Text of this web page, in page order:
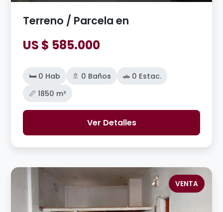
Terreno / Parcela en
US $ 585.000
🛏️ 0 Hab 🚿 0 Baños
🚗 0 Estac.
📏 1850 m²
Ver Detalles
VENTA